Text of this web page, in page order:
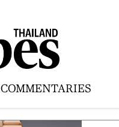
COMMENTARIES